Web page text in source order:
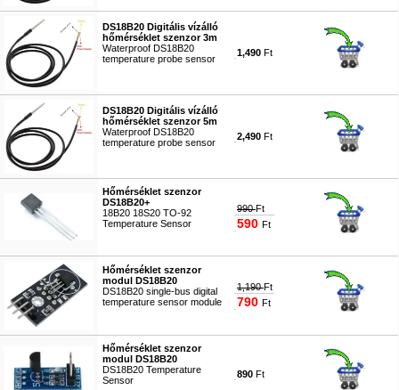
DS18B20 Digitális vízálló
hőmérséklet szenzor 3m
Waterproof DS18B20
temperature probe sensor
1,490 Ft
DS18B20 Digitális vízálló
hőmérséklet szenzor 5m
Waterproof DS18B20
temperature probe sensor
2,490 Ft
Hőmérséklet szenzor
DS18B20+
18B20 18S20 TO-92
Temperature Sensor
990Ft
590 Ft
Hőmérséklet szenzor
modul DS18B20
DS18B20 single-bus digital
temperature sensor module
1,190Ft
790 Ft
Hőmérséklet szenzor
modul DS18B20
DS18B20 Temperature
Sensor
890 Ft